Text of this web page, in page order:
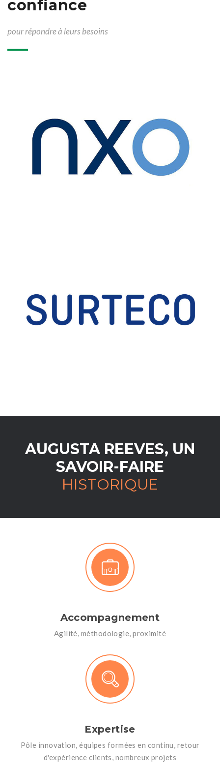
confiance
pour répondre à leurs besoins
AUGUSTA REEVES, UN
SAVOIR-FAIRE
HISTORIQUE
Accompagnement
Agilité, méthodologie, proximité
Expertise
Pôle innovation, équipes formées en continu, retour
d'expérience clients, nombreux projets